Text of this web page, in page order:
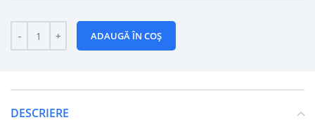
ADAUGĂ ÎN COȘ
DESCRIERE